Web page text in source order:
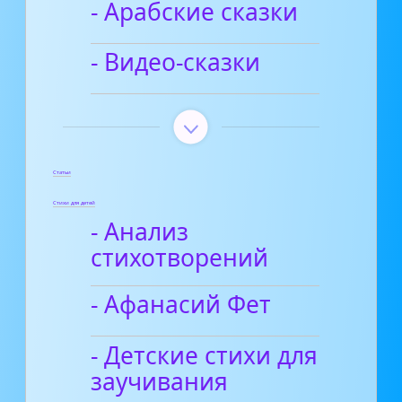
- Арабские сказки
- Видео-сказки
Статьи
Стихи для детей
- Анализ
стихотворений
- Афанасий Фет
- Детские стихи для
заучивания